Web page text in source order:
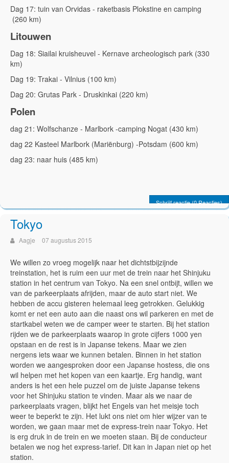
Dag 17: tuin van Orvidas - raketbasis Plokstine en camping
(260 km)
Litouwen
Dag 18: Siailai kruisheuvel - Kernave archeologisch park (330
km)
Dag 19: Trakai - Vilnius (100 km)
Dag 20: Grutas Park - Druskinkai (220 km)
Polen
dag 21: Wolfschanze - Marlbork -camping Nogat (430 km)
dag 22 Kasteel Marlbork (Mariënburg) -Potsdam (600 km)
dag 23: naar huis (485 km)
Schrijf reactie (0 Reacties)
Tokyo
Aagje 07 augustus 2015
We willen zo vroeg mogelijk naar het dichtstbijzijnde
treinstation, het is ruim een uur met de trein naar het Shinjuku
station in het centrum van Tokyo. Na een snel ontbijt, willen we
van de parkeerplaats afrijden, maar de auto start niet. We
hebben de accu gisteren helemaal leeg getrokken. Gelukkig
komt er net een auto aan die naast ons wil parkeren en met de
startkabel weten we de camper weer te starten. Bij het station
rijden we de parkeerplaats waarop in grote cijfers 1000 yen
opstaan en de rest is in Japanse tekens. Maar we zien
nergens iets waar we kunnen betalen. Binnen in het station
worden we aangesproken door een Japanse hostess, die ons
wil helpen met het kopen van een kaartje. Erg handig, want
anders is het een hele puzzel om de juiste Japanse tekens
voor het Shinjuku station te vinden. Maar als we naar de
parkeerplaats vragen, blijkt het Engels van het meisje toch
weer te beperkt te zijn. Het lukt ons niet om hier wijzer van te
worden, we gaan maar met de express-trein naar Tokyo. Het
is erg druk in de trein en we moeten staan. Bij de conducteur
betalen we nog het express-tarief. Dit kan in Japan niet op het
station.